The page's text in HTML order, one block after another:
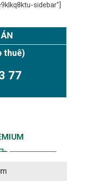
sidebar"]
thuê)
77